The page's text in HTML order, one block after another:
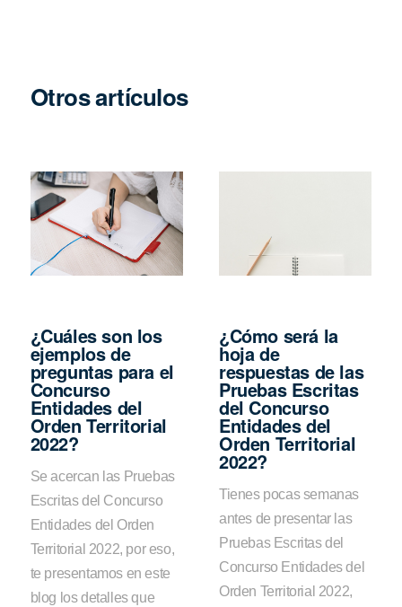
Otros artículos
¿Cuáles son los
ejemplos de
preguntas para el
Concurso
Entidades del
Orden Territorial
2022?
Se acercan las Pruebas
Escritas del Concurso
Entidades del Orden
Territorial 2022, por eso,
te presentamos en este
blog los detalles que
¿Cómo será la
hoja de
respuestas de las
Pruebas Escritas
del Concurso
Entidades del
Orden Territorial
2022?
Tienes pocas semanas
antes de presentar las
Pruebas Escritas del
Concurso Entidades del
Orden Territorial 2022,